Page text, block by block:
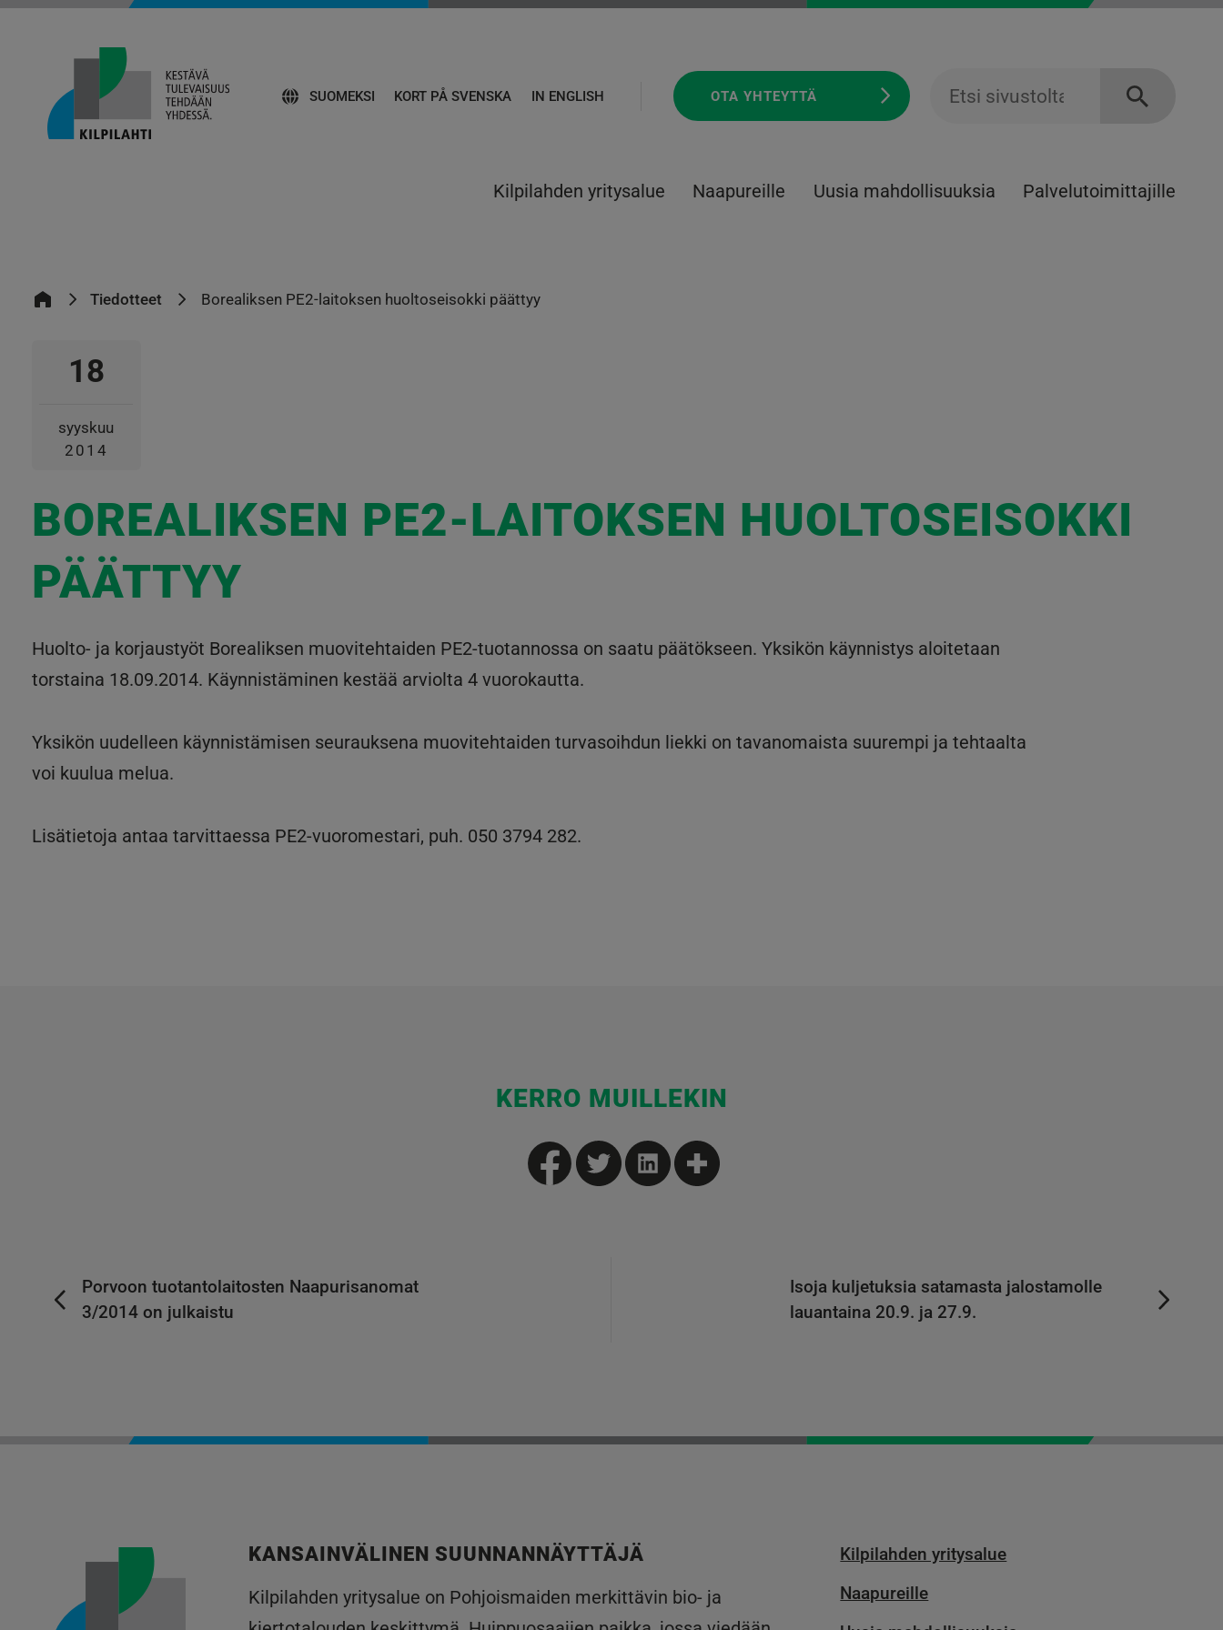
SUOMEKSI KORT PÅ SVENSKA IN ENGLISH OTA YHTEYTTÄ
Kilpilahden yritysalue Naapureille Uusia mahdollisuuksia Palvelu­toimittajille
Tiedotteet Borealiksen PE2-laitoksen huoltoseisokki päättyy
18
syyskuu
2014
BOREALIKSEN PE2-LAITOKSEN HUOLTOSEISOKKI
PÄÄTTYY
Huolto- ja korjaustyöt Borealiksen muovitehtaiden PE2-tuotannossa on saatu päätökseen. Yksikön käynnistys aloitetaan
torstaina 18.09.2014. Käynnistäminen kestää arviolta 4 vuorokautta.
Yksikön uudelleen käynnistämisen seurauksena muovitehtaiden turvasoihdun liekki on tavanomaista suurempi ja tehtaalta
voi kuulua melua.
Lisätietoja antaa tarvittaessa PE2-vuoromestari, puh. 050 3794 282.
KERRO MUILLEKIN
Porvoon tuotantolaitosten Naapurisanomat
3/2014 on julkaistu
Isoja kuljetuksia satamasta jalostamolle
lauantaina 20.9. ja 27.9.
KANSAINVÄLINEN SUUNNANNÄYTTÄJÄ
Kilpilahden yritysalue on Pohjoismaiden merkittävin bio- ja
Kilpilahden yritysalue
Naapureille